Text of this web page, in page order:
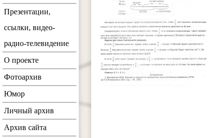
Презентации,
ссылки, видео-
радио-телевидение
О проекте
Фотоархив
Юмор
Личный архив
Архив сайта